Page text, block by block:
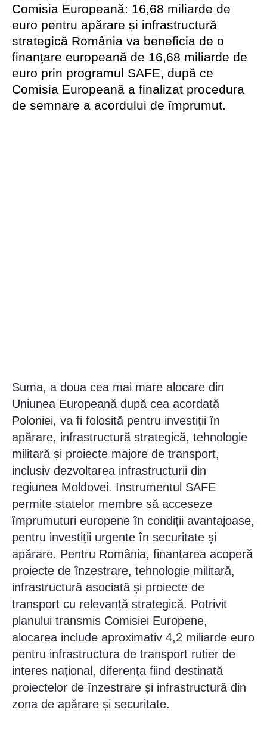
Comisia Europeană: 16,68 miliarde de
euro pentru apărare și infrastructură
strategică România va beneficia de o
finanțare europeană de 16,68 miliarde de
euro prin programul SAFE, după ce
Comisia Europeană a finalizat procedura
de semnare a acordului de împrumut.
Suma, a doua cea mai mare alocare din
Uniunea Europeană după cea acordată
Poloniei, va fi folosită pentru investiții în
apărare, infrastructură strategică, tehnologie
militară și proiecte majore de transport,
inclusiv dezvoltarea infrastructurii din
regiunea Moldovei. Instrumentul SAFE
permite statelor membre să acceseze
împrumuturi europene în condiții avantajoase,
pentru investiții urgente în securitate și
apărare. Pentru România, finanțarea acoperă
proiecte de înzestrare, tehnologie militară,
infrastructură asociată și proiecte de
transport cu relevanță strategică. Potrivit
planului transmis Comisiei Europene,
alocarea include aproximativ 4,2 miliarde euro
pentru infrastructura de transport rutier de
interes național, diferența fiind destinată
proiectelor de înzestrare și infrastructură din
zona de apărare și securitate.